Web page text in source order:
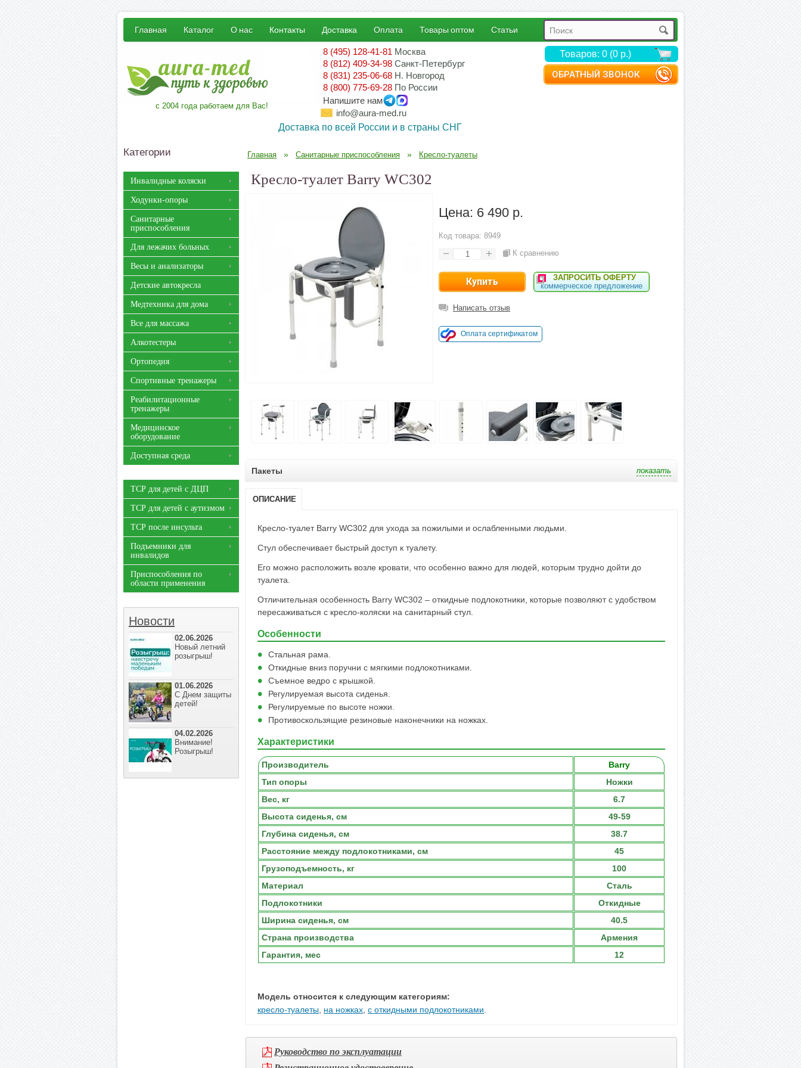
ОБРАТНЫЙ ЗВОНОК
Главная Каталог О нас Контакты Доставка Оплата Товары оптом Статьи
с 2004 года работаем для Вас!
8 (495) 128-41-81 Москва
8 (812) 409-34-98 Санкт-Петербург
8 (831) 235-06-68 Н. Новгород
8 (800) 775-69-28 По России
Напишите нам
info@aura-med.ru
Доставка по всей России и в страны СНГ
Товаров: 0 (0 р.)
Категории
Инвалидные коляски
Ходунки-опоры
Санитарные
приспособления
Для лежачих больных
Весы и анализаторы
Детские автокресла
Медтехника для дома
Все для массажа
Алкотестеры
Ортопедия
Спортивные тренажеры
Реабилитационные
тренажеры
Медицинское
оборудование
Доступная среда
ТСР для детей с ДЦП
ТСР для детей с аутизмом
ТСР после инсульта
Подъемники для
инвалидов
Приспособления по
области применения
Новости
02.06.2026
Новый летний
розыгрыш!
01.06.2026
С Днем защиты
детей!
04.02.2026
Внимание!
Розыгрыш!
Главная » Санитарные приспособления » Кресло-туалеты
Кресло-туалет Barry WC302
Цена: 6 490 р.
Код товара: 8949
К сравнению
ЗАПРОСИТЬ ОФЕРТУ
коммерческое предложение
Написать отзыв
Оплата сертификатом
Пакеты
ОПИСАНИЕ
Кресло-туалет Barry WC302 для ухода за пожилыми и ослабленными людьми.
Стул обеспечивает быстрый доступ к туалету.
Его можно расположить возле кровати, что особенно важно для людей, которым трудно дойти до
туалета.
Отличительная особенность Barry WC302 – откидные подлокотники, которые позволяют с удобством
пересаживаться с кресло-коляски на санитарный стул.
Особенности
Стальная рама.
Откидные вниз поручни с мягкими подлокотниками.
Съемное ведро с крышкой.
Регулируемая высота сиденья.
Регулируемые по высоте ножки.
Противоскользящие резиновые наконечники на ножках.
Характеристики
Производитель
Barry
Тип опоры
Ножки
Вес, кг
6.7
Высота сиденья, см
49-59
Глубина сиденья, см
38.7
Расстояние между подлокотниками, см
45
Грузоподъемность, кг
100
Материал
Сталь
Подлокотники
Откидные
Ширина сиденья, см
40.5
Страна производства
Армения
Гарантия, мес
12
Модель относится к следующим категориям:
кресло-туалеты на ножках с откидными подлокотниками
Руководство по эксплуатации